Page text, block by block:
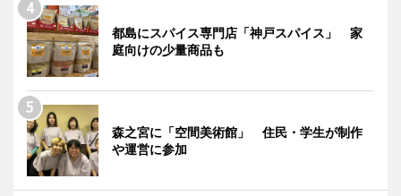
都島にスパイス専門店「神戸スパイス」 家
庭向けの少量商品も
森之宮に「空間美術館」 住民・学生が制作
や運営に参加